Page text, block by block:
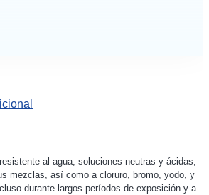
al agua, soluciones neutras y ácidas,
mezclas, así como a cloruro, bromo, yodo, y
durante largos períodos de exposición y a